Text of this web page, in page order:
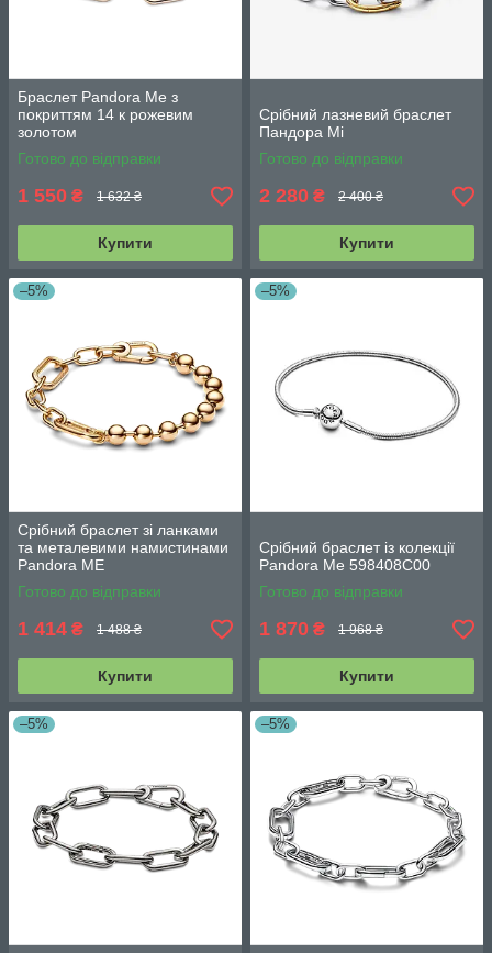
Браслет Pandora Me з
покриттям 14 к рожевим
золотом
Готово до відправки
1 550 ₴ 1 632 ₴
Купити
Срібний лазневий браслет
Пандора Мі
Готово до відправки
2 280 ₴ 2 400 ₴
Купити
–5%
Срібний браслет зі ланками
та металевими намистинами
Pandora ME
Готово до відправки
1 414 ₴ 1 488 ₴
Купити
–5%
Срібний браслет із колекції
Pandora Me 598408C00
Готово до відправки
1 870 ₴ 1 968 ₴
Купити
–5% –5%